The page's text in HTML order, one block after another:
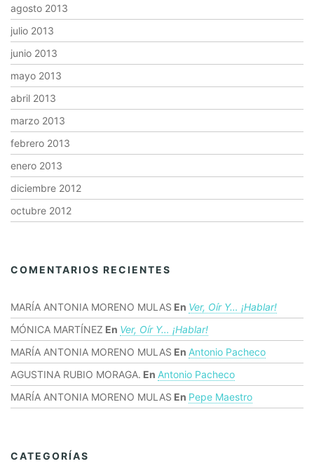
agosto 2013
julio 2013
junio 2013
mayo 2013
abril 2013
marzo 2013
febrero 2013
enero 2013
diciembre 2012
octubre 2012
COMENTARIOS RECIENTES
MARÍA ANTONIA MORENO MULAS En Ver, Oír Y… ¡hablar!
MÓNICA MARTÍNEZ En Ver, Oír Y… ¡hablar!
MARÍA ANTONIA MORENO MULAS En Antonio Pacheco
AGUSTINA RUBIO MORAGA. En Antonio Pacheco
MARÍA ANTONIA MORENO MULAS En Pepe Maestro
CATEGORÍAS